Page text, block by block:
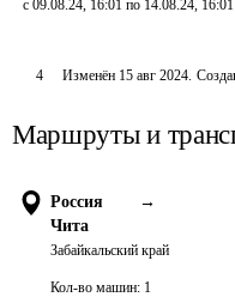
с 09.08.24, 16:01 по 14.08.24, 16:01
4 Изменён 15 авг 2024.
Маршруты и
Россия
→
Чита
Забайкальский край
Кол-во машин: 1